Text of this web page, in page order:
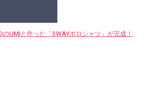
のUMIと作った「3WAYポロシャツ」が完成！